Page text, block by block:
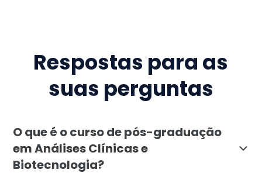
Respostas para as
suas perguntas
O que é o curso de pós-graduação
em Análises Clínicas e
Biotecnologia?